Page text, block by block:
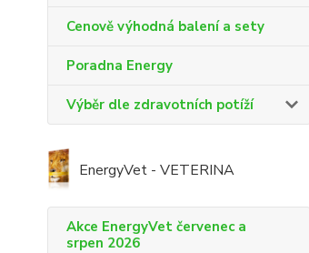
Cenově výhodná balení a sety
Poradna Energy
Výběr dle zdravotních potíží
EnergyVet - VETERINA
Akce EnergyVet červenec a
srpen 2026